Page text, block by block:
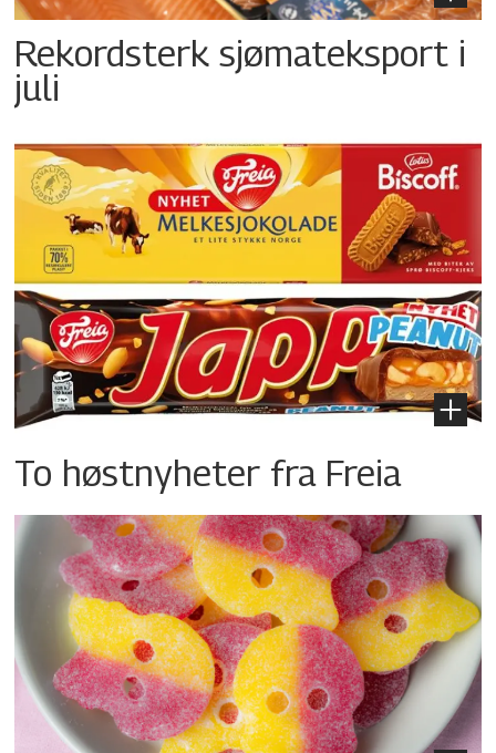
Rekordsterk sjømateksport i
juli
To høstnyheter fra Freia